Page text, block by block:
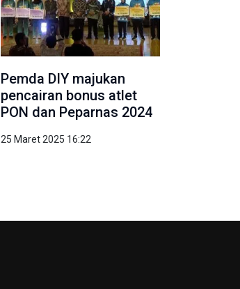
Pemda DIY majukan
pencairan bonus atlet
PON dan Peparnas 2024
25 Maret 2025 16:22